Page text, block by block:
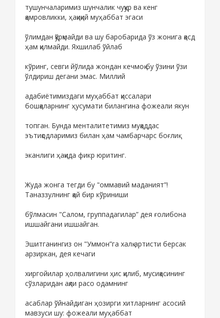
тушунчаларимиз шунчалик чуқур ва кенг
қамровликки, ҳақиқий муҳаббат эгаси
ўлимдан қўрқмайди ва шу баробарида ўз жонига қасд
ҳам қилмайди. Яхшилаб ўйлаб
кўринг, севги йўлида жондан кечмоқ бу ўзини ўзи
ўлдириш дегани эмас. Миллий
адабиётимиздаги муҳаббат қиссалари
бошқаларнинг ҳусумати билангина фожеали якун
топган. Бунда менталитетимиз муқаддас
эътиқодларимиз билан ҳам чамбарчарс боғлиқ
эканлиги ҳақида фикр юритинг.
Жуда жонга тегди бу "оммавий маданият”!
Таназзулнинг қай бир кўриниши
бўлмасин "Салом, группадагилар” дея ғолибона
ишшайгани ишшайган.
Эшитганингиз он "Уммон”га халқ артисти берсак
арзиркан, дея кечаги
хиргойилар ҳолвалигини ҳис қилиб, мусиқасининг
сўзларидан ақли расо одамнинг
асаблар ўйнайдиган ҳозирги хитларнинг асосий
мавзуси шу: фожеали муҳаббат